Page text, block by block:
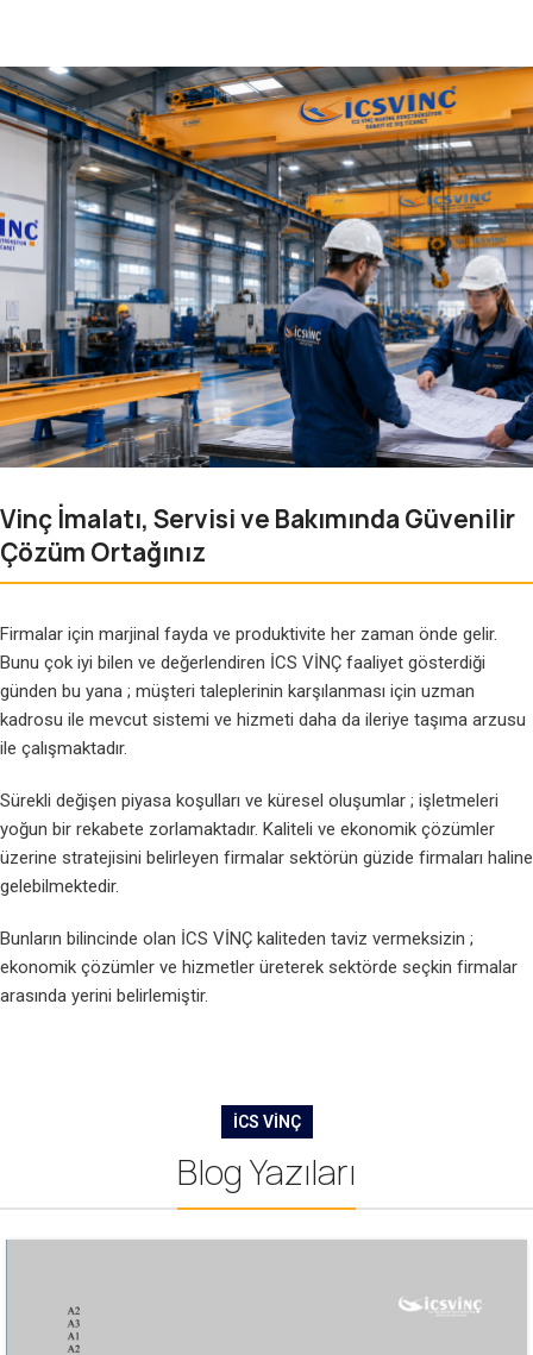
Vinç İmalatı, Servisi ve Bakımında Güvenilir
Çözüm Ortağınız
Firmalar için marjinal fayda ve produktivite her zaman önde gelir.
Bunu çok iyi bilen ve değerlendiren İCS VİNÇ faaliyet gösterdiği
günden bu yana ; müşteri taleplerinin karşılanması için uzman
kadrosu ile mevcut sistemi ve hizmeti daha da ileriye taşıma arzusu
ile çalışmaktadır.
Sürekli değişen piyasa koşulları ve küresel oluşumlar ; işletmeleri
yoğun bir rekabete zorlamaktadır. Kaliteli ve ekonomik çözümler
üzerine stratejisini belirleyen firmalar sektörün güzide firmaları haline
gelebilmektedir.
Bunların bilincinde olan İCS VİNÇ kaliteden taviz vermeksizin ;
ekonomik çözümler ve hizmetler üreterek sektörde seçkin firmalar
arasında yerini belirlemiştir.
İCS VİNÇ
Blog Yazıları